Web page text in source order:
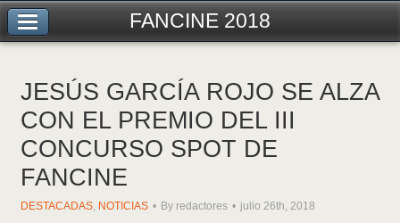
FANCINE 2018
JESÚS GARCÍA ROJO SE ALZA
CON EL PREMIO DEL III
CONCURSO SPOT DE
FANCINE
DESTACADAS, NOTICIAS By redactores julio 26th, 2018